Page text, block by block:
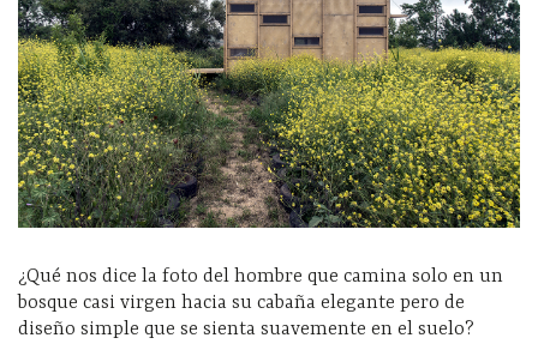
¿Qué nos dice la foto del hombre que camina solo en un
bosque casi virgen hacia su cabaña elegante pero de
diseño simple que se sienta suavemente en el suelo?